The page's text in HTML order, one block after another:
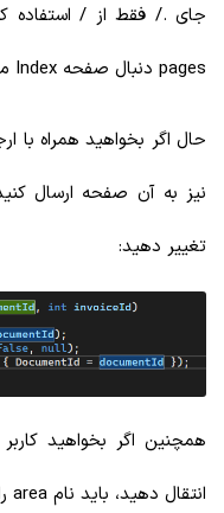
pages دنبال صفحه Index میگردد.
نیز به آن صفحه ارسال
تغییر دهید:
انتقال دهید، باید نام area را به صورت زیر ذکر کنید: